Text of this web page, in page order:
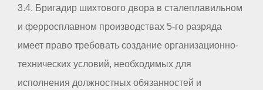
3.4. Бригадир шихтового двора в сталеплавильном
и ферросплавном производствах 5-го разряда
имеет право требовать создание организационно-
технических условий, необходимых для
исполнения должностных обязанностей и